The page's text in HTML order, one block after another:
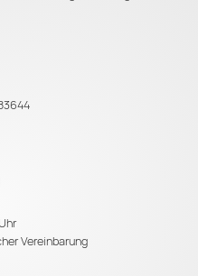
Vereinbarung